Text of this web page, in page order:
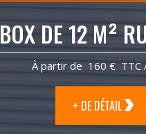
BOX DE 12 M²
À partir de 160 € TTC
+ DE DÉTAIL